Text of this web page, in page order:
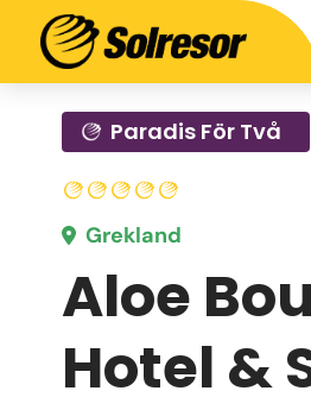
Paradis För Två
Grekland
Aloe
Hotel &